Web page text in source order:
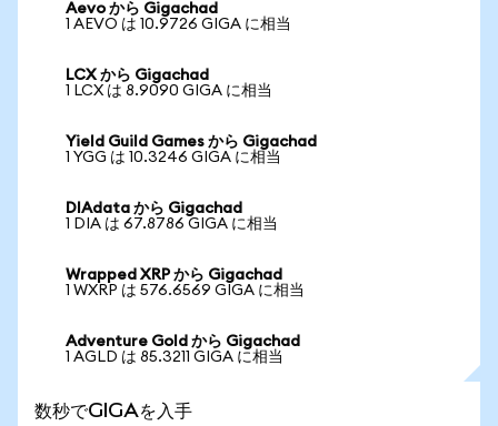
Aevo から Gigachad
1 AEVO は 10.9726 GIGA に相当
LCX から Gigachad
1 LCX は 8.9090 GIGA に相当
Yield Guild Games から Gigachad
1 YGG は 10.3246 GIGA に相当
DIAdata から Gigachad
1 DIA は 67.8786 GIGA に相当
Wrapped XRP から Gigachad
1 WXRP は 576.6569 GIGA に相当
Adventure Gold から Gigachad
1 AGLD は 85.3211 GIGA に相当
数秒でGIGAを入手